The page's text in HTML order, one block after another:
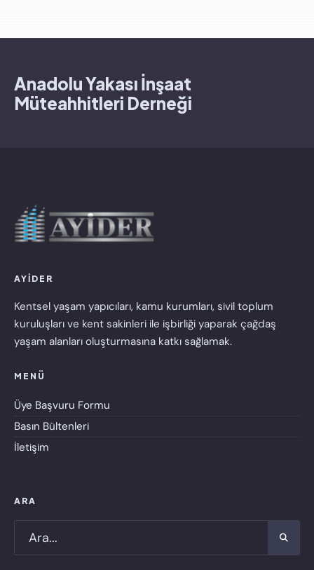
Anadolu Yakası İnşaat
Müteahhitleri Derneği
AYİDER
Kentsel yaşam yapıcıları, kamu kurumları, sivil toplum
kuruluşları ve kent sakinleri ile işbirliği yaparak çağdaş
yaşam alanları oluşturmasına katkı sağlamak.
MENÜ
Üye Başvuru Formu
Basın Bültenleri
İletişim
ARA